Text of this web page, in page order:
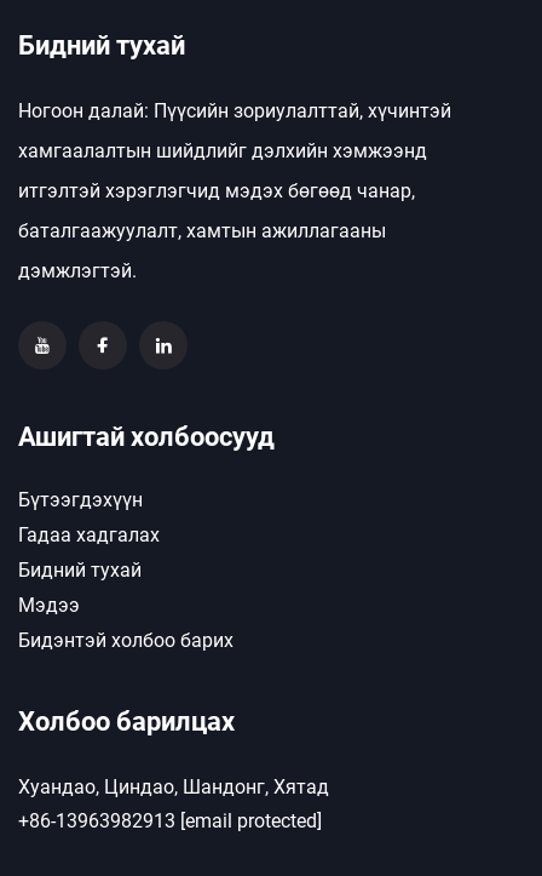
Бидний тухай
Ногоон далай: Пүүсийн зориулалттай, хүчинтэй
хамгаалалтын шийдлийг дэлхийн хэмжээнд
итгэлтэй хэрэглэгчид мэдэх бөгөөд чанар,
баталгаажуулалт, хамтын ажиллагааны
дэмжлэгтэй.
Ашигтай холбоосууд
Бүтээгдэхүүн
Гадаа хадгалах
Бидний тухай
Мэдээ
Бидэнтэй холбоо барих
Холбоо барилцах
Хуандао, Циндао, Шандонг, Хятад
+86-13963982913 [email protected]